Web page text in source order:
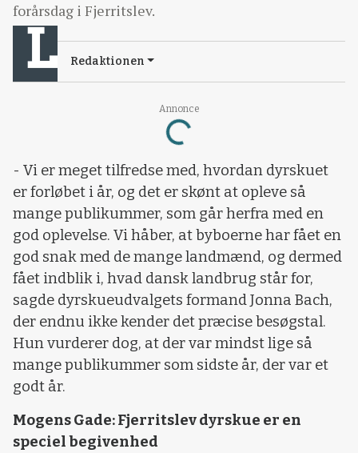
Annonce
Loading...
forårsdag i Fjerritslev.
Redaktionen
- Vi er meget tilfredse med, hvordan dyrskuet
er forløbet i år, og det er skønt at opleve så
mange publikummer, som går herfra med en
god oplevelse. Vi håber, at byboerne har fået en
god snak med de mange landmænd, og dermed
fået indblik i, hvad dansk landbrug står for,
sagde dyrskueudvalgets formand Jonna Bach,
der endnu ikke kender det præcise besøgstal.
Hun vurderer dog, at der var mindst lige så
mange publikummer som sidste år, der var et
godt år.
Mogens Gade: Fjerritslev dyrskue er en
speciel begivenhed